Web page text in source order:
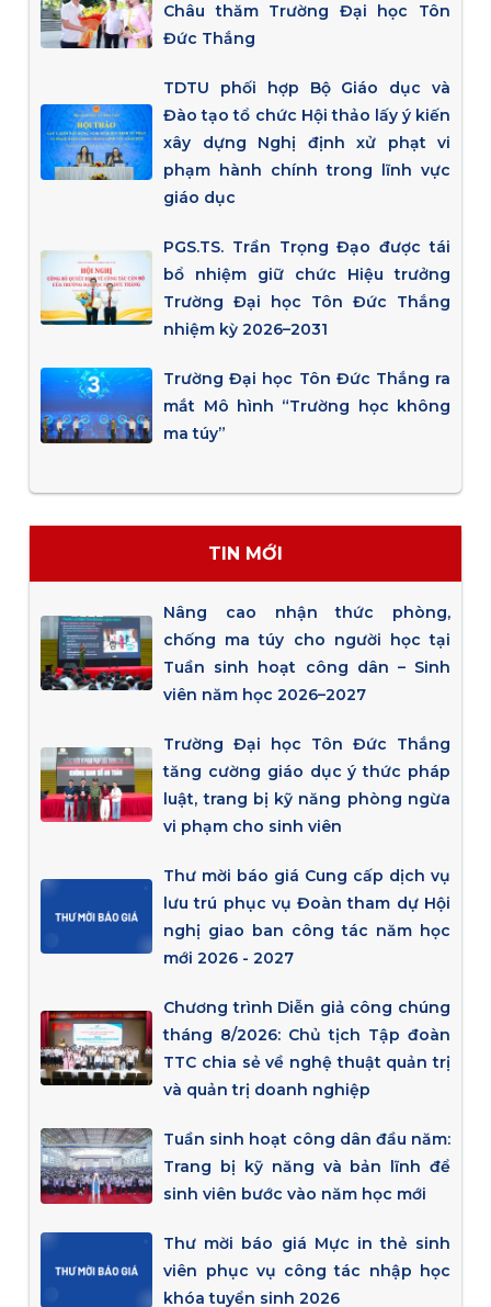
Châu thăm Trường Đại học Tôn
Đức Thắng
TDTU phối hợp Bộ Giáo dục và
Đào tạo tổ chức Hội thảo lấy ý kiến
xây dựng Nghị định xử phạt vi
phạm hành chính trong lĩnh vực
giáo dục
PGS.TS. Trần Trọng Đạo được tái
bổ nhiệm giữ chức Hiệu trưởng
Trường Đại học Tôn Đức Thắng
nhiệm kỳ 2026–2031
Trường Đại học Tôn Đức Thắng ra
mắt Mô hình “Trường học không
ma túy”
TIN MỚI
Nâng cao nhận thức phòng,
chống ma túy cho người học tại
Tuần sinh hoạt công dân – Sinh
viên năm học 2026–2027
Trường Đại học Tôn Đức Thắng
tăng cường giáo dục ý thức pháp
luật, trang bị kỹ năng phòng ngừa
vi phạm cho sinh viên
Thư mời báo giá Cung cấp dịch vụ
lưu trú phục vụ Đoàn tham dự Hội
nghị giao ban công tác năm học
mới 2026 - 2027
Chương trình Diễn giả công chúng
tháng 8/2026: Chủ tịch Tập đoàn
TTC chia sẻ về nghệ thuật quản trị
và quản trị doanh nghiệp
Tuần sinh hoạt công dân đầu năm:
Trang bị kỹ năng và bản lĩnh để
sinh viên bước vào năm học mới
Thư mời báo giá Mực in thẻ sinh
viên phục vụ công tác nhập học
khóa tuyển sinh 2026